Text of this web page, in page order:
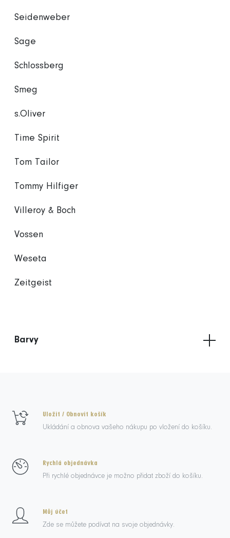
Seidenweber
Sage
Schlossberg
Smeg
s.Oliver
Time Spirit
Tom Tailor
Tommy Hilfiger
Villeroy & Boch
Vossen
Weseta
Zeitgeist
Barvy
Uložit / Obnovit košík
Ukládání a obnova vašeho nákupu po vložení do košíku.
Rychlá objednávka
Při rychlé objednávce je možno přidat zboží do košíku.
Můj účet
Zde se můžete podívat na svoje objednávky.